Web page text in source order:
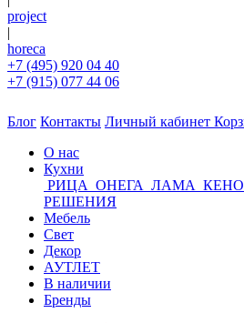
project
|
horeca
+7 (495) 920 04 40
+7 (915) 077 44 06
Блог Контакты Личный кабинет
О нас
Кухни
РИЦА ОНЕГА ЛАМА КЕНО
РЕШЕНИЯ
Мебель
Свет
Декор
АУТЛЕТ
В наличии
Бренды